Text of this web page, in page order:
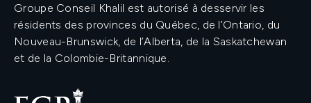
Groupe Conseil Khalil est autorisé à desservir les
résidents des provinces du Québec, de l’Ontario, du
Nouveau-Brunswick, de l’Alberta, de la Saskatchewan
et de la Colombie-Britannique.